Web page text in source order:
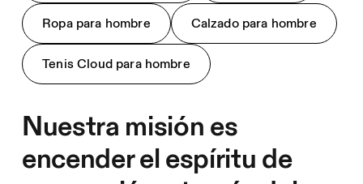
Ropa para hombre Calzado para hombre
Tenis Cloud para hombre
Nuestra misión es
encender el espíritu de